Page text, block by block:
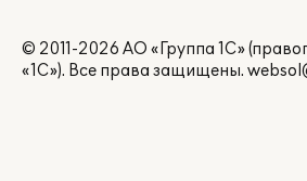
© 2011-2026 АО «Группа 1С»
«1С»). Все права защищены.